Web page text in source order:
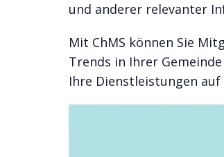
und anderer relevanter
Mit ChMS können Sie
Trends in Ihrer
Ihre Dienstleistungen